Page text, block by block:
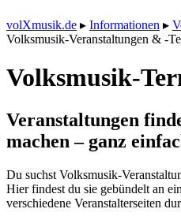
volXmusik.de ▸ Informationen ▸
Volksmusik-Veranstaltungen & -
Volksmusik-
Veranstaltungen
machen – ganz
Du suchst Volksmusik-
Hier findest du sie gebündelt an
verschiedene Veranstalterseiten